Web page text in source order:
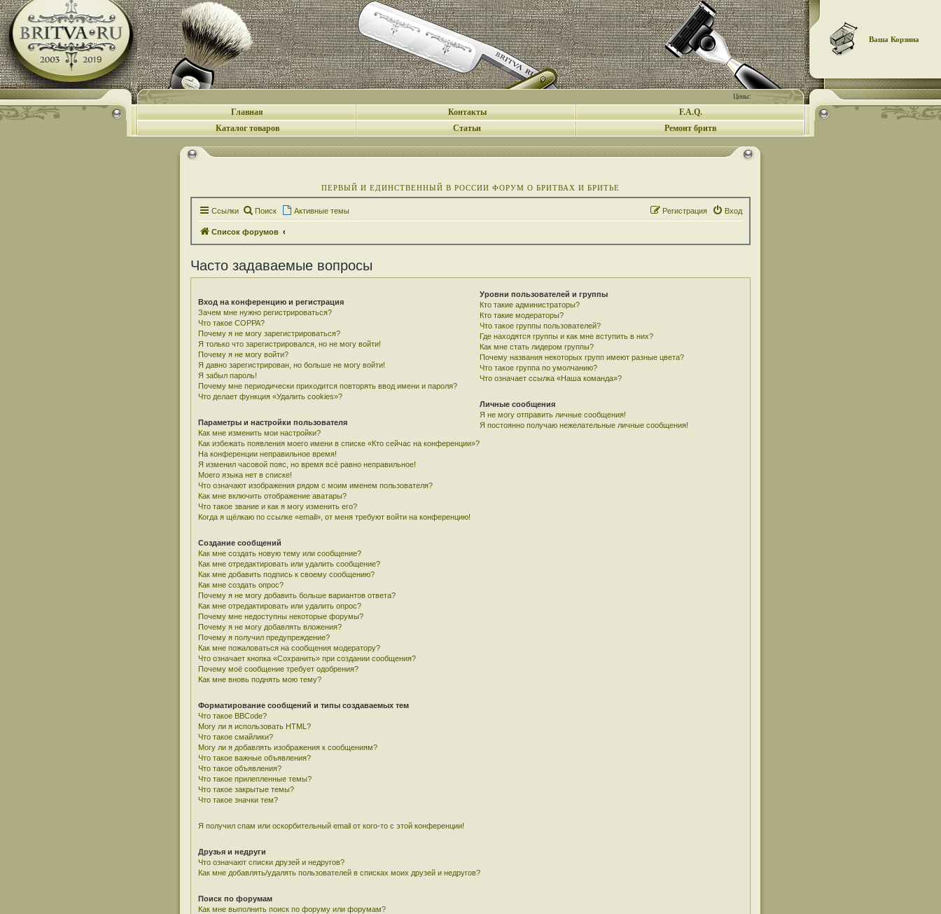
Цены:
Ваша Корзина
Главная Контакты
F.A.Q.
Каталог товаров
Статьи Ремонт бритв
ПЕРВЫЙ И ЕДИНСТВЕННЫЙ В РОССИИ ФОРУМ О БРИТВАХ И БРИТЬЕ
Ссылки Поиск Активные темы Вход
Регистрация
Список форумов
Часто задаваемые вопросы
Вход на конференцию и регистрация
Зачем мне нужно регистрироваться?
Что такое COPPA?
Почему я не могу зарегистрироваться?
Я только что зарегистрировался, но не могу войти!
Почему я не могу войти?
Я давно зарегистрирован, но больше не могу войти!
Я забыл пароль!
Почему мне периодически приходится повторять ввод имени и пароля?
Что делает функция «Удалить cookies»?
Параметры и настройки пользователя
Как мне изменить мои настройки?
Как избежать появления моего имени в списке «Кто сейчас на конференции»?
На конференции неправильное время!
Я изменил часовой пояс, но время всё равно неправильное!
Моего языка нет в списке!
Что означают изображения рядом с моим именем пользователя?
Как мне включить отображение аватары?
Что такое звание и как я могу изменить его?
Когда я щёлкаю по ссылке «email», от меня требуют войти на конференцию!
Создание сообщений
Как мне создать новую тему или сообщение?
Как мне отредактировать или удалить сообщение?
Как мне добавить подпись к своему сообщению?
Как мне создать опрос?
Почему я не могу добавить больше вариантов ответа?
Как мне отредактировать или удалить опрос?
Почему мне недоступны некоторые форумы?
Почему я не могу добавлять вложения?
Почему я получил предупреждение?
Как мне пожаловаться на сообщения модератору?
Что означает кнопка «Сохранить» при создании сообщения?
Почему моё сообщение требует одобрения?
Как мне вновь поднять мою тему?
Форматирование сообщений и типы создаваемых тем
Что такое BBCode?
Могу ли я использовать HTML?
Что такое смайлики?
Могу ли я добавлять изображения к сообщениям?
Что такое важные объявления?
Что такое объявления?
Что такое прилепленные темы?
Что такое закрытые темы?
Что такое значки тем?
Уровни пользователей и группы
Кто такие администраторы?
Кто такие модераторы?
Что такое группы пользователей?
Где находятся группы и как мне вступить в них?
Как мне стать лидером группы?
Почему названия некоторых групп имеют разные цвета?
Что такое группа по умолчанию?
Что означает ссылка «Наша команда»?
Личные сообщения
Я не могу отправить личные сообщения!
Я постоянно получаю нежелательные личные сообщения!
Я получил спам или оскорбительный email от кого-то с этой конференции!
Друзья и недруги
Что означают списки друзей и недругов?
Как мне добавлять/удалять пользователей в списках моих друзей и недругов?
Поиск по форумам
Как мне выполнить поиск по форуму или форумам?